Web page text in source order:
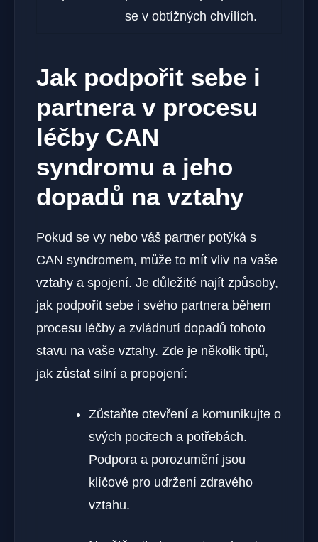
se v obtížných chvílích.
Jak ⁤podpořit sebe i
partnera⁢ v procesu
‌léčby CAN
syndromu a jeho
⁤dopadů na vztahy
Pokud se vy nebo váš ⁢partner ⁤potýká⁣ s⁣
CAN syndromem, může to mít vliv‌ na‍ vaše
vztahy a‍ spojení. Je důležité najít způsoby,
jak podpořit‍ sebe ‍i ​svého partnera během
procesu léčby a ​zvládnutí dopadů tohoto
stavu na vaše vztahy. Zde ⁢je několik tipů,
jak ⁤zůstat silní a propojení:
Zůstaňte ​otevření a komunikujte o
svých pocitech ‌a ⁤potřebách.
Podpora a porozumění jsou
klíčové pro udržení zdravého
vztahu.